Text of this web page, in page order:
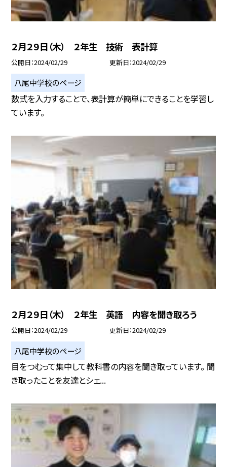
２月２９日（木） ２年生 技術 表計算
公開日 2024/02/29 更新日 2024/02/29
八尾中学校のページ
数式を入力することで、表計算が簡単にできることを学習し
ています。
２月２９日（木） ２年生 英語 内容を聞き取ろう
公開日 2024/02/29 更新日 2024/02/29
八尾中学校のページ
目をつむって集中して教科書の内容を聞き取っています。 聞
き取ったことを友達とシェ...